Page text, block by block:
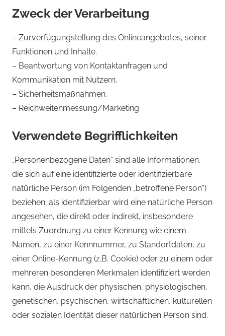
Zweck der Verarbeitung
– Zurverfügungstellung des Onlineangebotes, seiner
Funktionen und Inhalte.
– Beantwortung von Kontaktanfragen und
Kommunikation mit Nutzern.
– Sicherheitsmaßnahmen.
– Reichweitenmessung/Marketing
Verwendete Begrifflichkeiten
„Personenbezogene Daten“ sind alle Informationen,
die sich auf eine identifizierte oder identifizierbare
natürliche Person (im Folgenden „betroffene Person“)
beziehen; als identifizierbar wird eine natürliche Person
angesehen, die direkt oder indirekt, insbesondere
mittels Zuordnung zu einer Kennung wie einem
Namen, zu einer Kennnummer, zu Standortdaten, zu
einer Online-Kennung (z.B. Cookie) oder zu einem oder
mehreren besonderen Merkmalen identifiziert werden
kann, die Ausdruck der physischen, physiologischen,
genetischen, psychischen, wirtschaftlichen, kulturellen
oder sozialen Identität dieser natürlichen Person sind.